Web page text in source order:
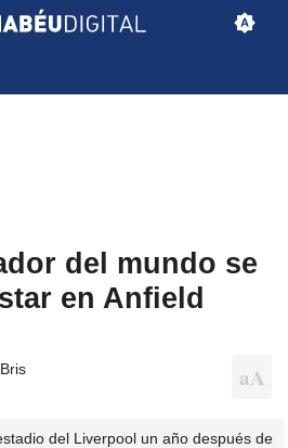
del mundo se
en Anfield
del Liverpool un año después de